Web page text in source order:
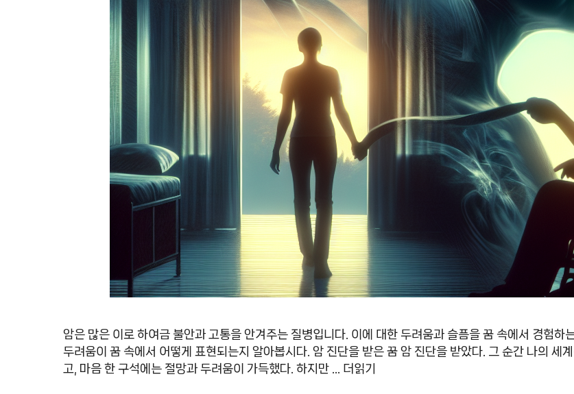
암은 많은 이로 하여금 불안과 고통을 안겨주는 질병입니다. 이에 대한 두려움과 슬픔을 꿈 속에서 경험하
두려움이 꿈 속에서 어떻게 표현되는지 알아봅시다. 암 진단을 받은 꿈 암 진단을 받았다. 그 순간 나의 세
고, 마음 한 구석에는 절망과 두려움이 가득했다. 하지만 …
더읽기